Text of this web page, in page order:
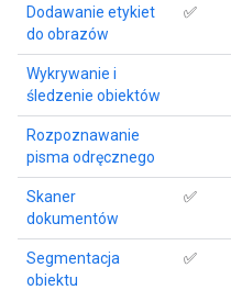
Dodawanie etykiet
do obrazów
✅
Wykrywanie i
śledzenie obiektów
Rozpoznawanie
pisma odręcznego
Skaner
dokumentów
✅
Segmentacja
obiektu
✅